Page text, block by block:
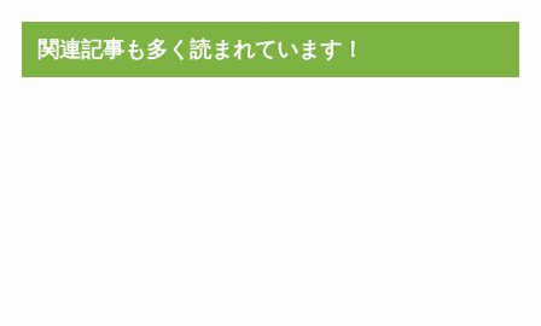
関連記事も多く読まれています！